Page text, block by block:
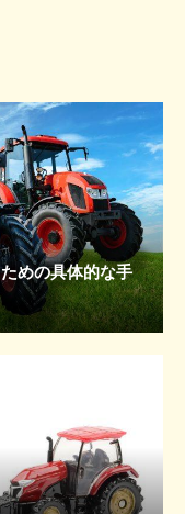
めの具体的な手